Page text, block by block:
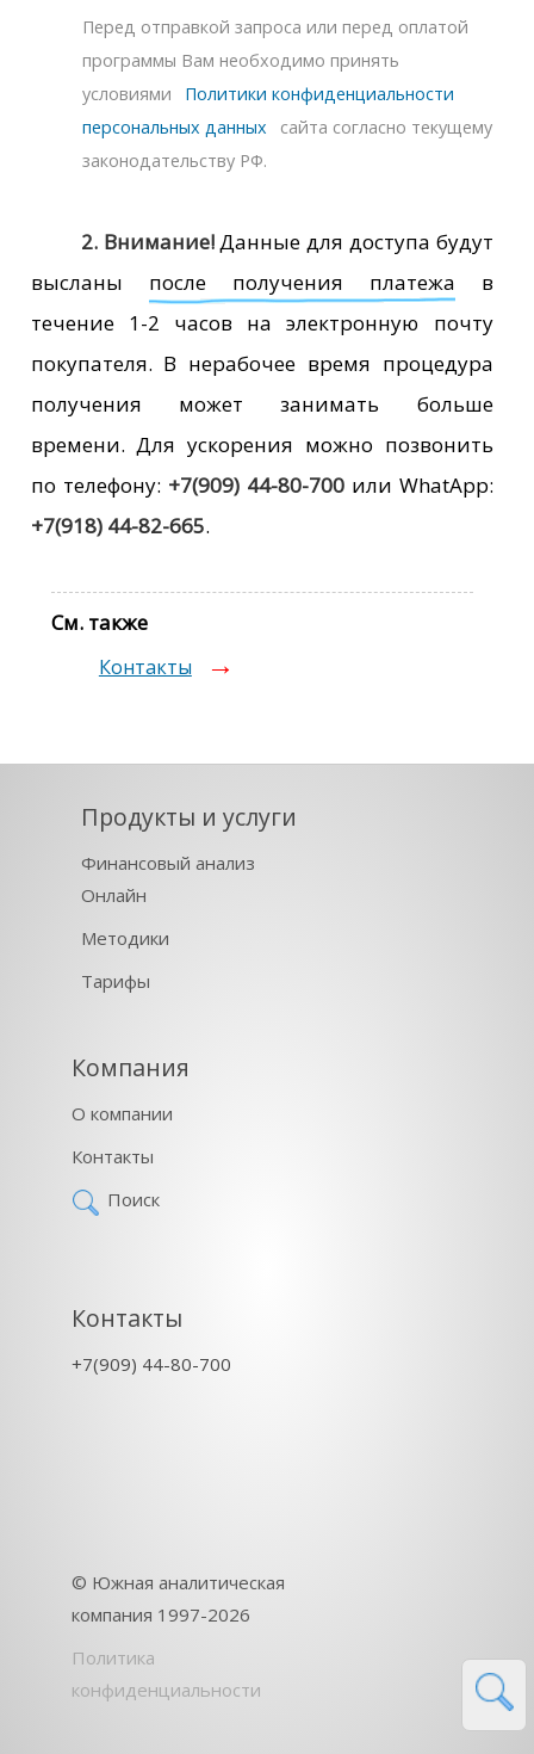
Перед отправкой запроса или перед оплатой
программы Вам необходимо принять
условиями
Политики конфиденциальности
персональных данных
сайта согласно текущему
законодательству РФ.
2. Внимание!Данные для доступа будут
высланы после получения платежа в
течение 1-2 часов на электронную почту
покупателя. В нерабочее время процедура
получения может занимать больше
времени. Для ускорения можно позвонить
по телефону: +7(909) 44-80-700или WhatApp:
+7(918) 44-82-665.
См. также
Контакты
Продукты и услуги
Финансовый анализ
Онлайн
Методики
Тарифы
Компания
О компании
Контакты
Поиск
Контакты
+7(909) 44-80-700
© Южная аналитическая
компания 1997-2026
Политика
конфиденциальности